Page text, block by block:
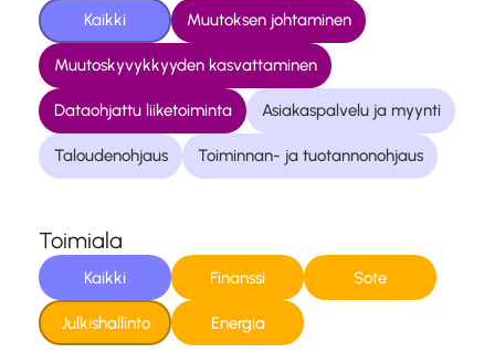
Kaikki Muutoksen johtaminen
Muutoskyvykkyyden kasvattaminen
Dataohjattu liiketoiminta Asiakaspalvelu ja myynti
Taloudenohjaus Toiminnan- ja tuotannonohjaus
Toimiala
Kaikki Finanssi Sote
Julkishallinto Energia